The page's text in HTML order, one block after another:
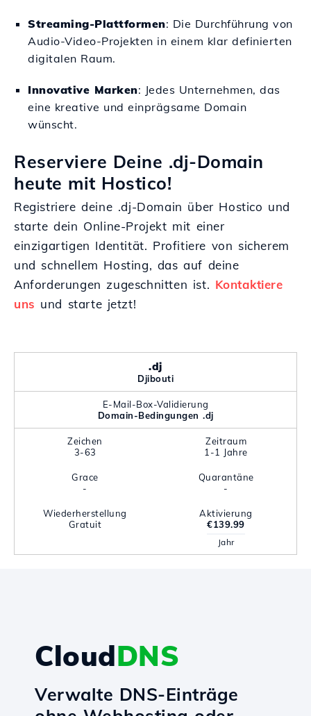
Streaming-Plattformen: Die Durchführung von
Audio-Video-Projekten in einem klar definierten
digitalen Raum.
Innovative Marken: Jedes Unternehmen, das
eine kreative und einprägsame Domain
wünscht.
Reserviere Deine .dj-Domain
heute mit Hostico!
Registriere deine .dj-Domain über Hostico und
starte dein Online-Projekt mit einer
einzigartigen Identität. Profitiere von sicherem
und schnellem Hosting, das auf deine
Anforderungen zugeschnitten ist. Kontaktiere
uns und starte jetzt!
.dj
Djibouti
E-Mail-Box-Validierung
Domain-Bedingungen .dj
Zeichen
3-63
Zeitraum
1-1 Jahre
Grace
-
Quarantäne
-
Wiederherstellung
Gratuit
Aktivierung
€139.99
Jahr
CloudDNS
Verwalte DNS-Einträge